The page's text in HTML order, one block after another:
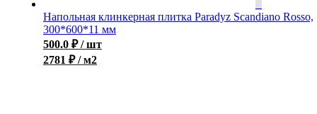
Напольная клинкерная плитка Paradyz Scandiano Rosso,
300*600*11 мм
500.0 ₽ / шт
2781 ₽ / м2